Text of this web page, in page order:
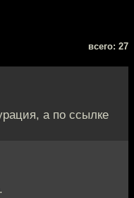
всего: 27
а по ссылке